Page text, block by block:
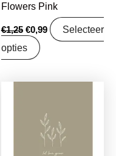
Flowers Pink
€1,25 €0,99
Selecteer
opties
€1,25.€0,99.